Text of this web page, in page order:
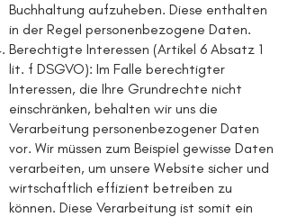
Buchhaltung aufzuheben. Diese enthalten
in der Regel personenbezogene Daten.
Berechtigte Interessen (Artikel 6 Absatz 1
lit. f DSGVO): Im Falle berechtigter
Interessen, die Ihre Grundrechte nicht
einschränken, behalten wir uns die
Verarbeitung personenbezogener Daten
vor. Wir müssen zum Beispiel gewisse Daten
verarbeiten, um unsere Website sicher und
wirtschaftlich effizient betreiben zu
können. Diese Verarbeitung ist somit ein